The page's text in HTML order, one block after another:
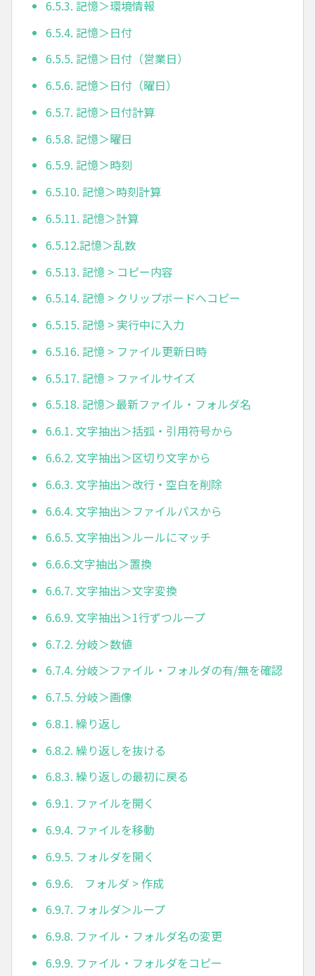
6.5.3. 記憶＞環境情報
6.5.4. 記憶＞日付
6.5.5. 記憶＞日付（営業日）
6.5.6. 記憶＞日付（曜日）
6.5.7. 記憶＞日付計算
6.5.8. 記憶＞曜日
6.5.9. 記憶＞時刻
6.5.10. 記憶＞時刻計算
6.5.11. 記憶＞計算
6.5.12.記憶＞乱数
6.5.13. 記憶 > コピー内容
6.5.14. 記憶 > クリップボードへコピー
6.5.15. 記憶 > 実行中に入力
6.5.16. 記憶 > ファイル更新日時
6.5.17. 記憶 > ファイルサイズ
6.5.18. 記憶＞最新ファイル・フォルダ名
6.6.1. 文字抽出＞括弧・引用符号から
6.6.2. 文字抽出＞区切り文字から
6.6.3. 文字抽出＞改行・空白を削除
6.6.4. 文字抽出＞ファイルパスから
6.6.5. 文字抽出＞ルールにマッチ
6.6.6.文字抽出＞置換
6.6.7. 文字抽出＞文字変換
6.6.9. 文字抽出＞1行ずつループ
6.7.2. 分岐＞数値
6.7.4. 分岐＞ファイル・フォルダの有/無を確認
6.7.5. 分岐＞画像
6.8.1. 繰り返し
6.8.2. 繰り返しを抜ける
6.8.3. 繰り返しの最初に戻る
6.9.1. ファイルを開く
6.9.4. ファイルを移動
6.9.5. フォルダを開く
6.9.6. フォルダ > 作成
6.9.7. フォルダ＞ループ
6.9.8. ファイル・フォルダ名の変更
6.9.9. ファイル・フォルダをコピー